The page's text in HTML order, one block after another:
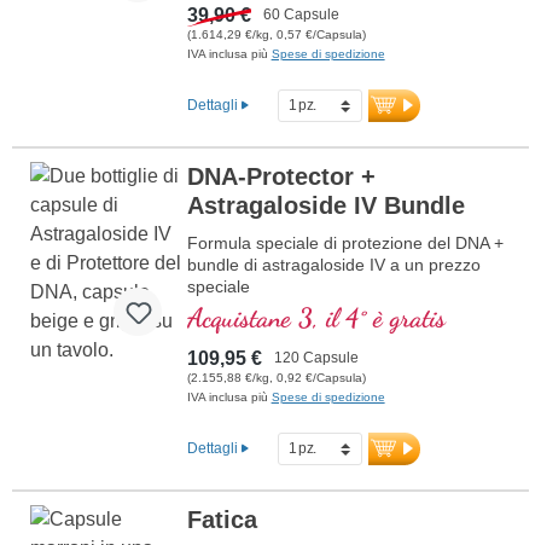
39,90 € 60 Capsule
(1.614,29 €/kg, 0,57 €/Capsula)
IVA inclusa più Spese di spedizione
Dettagli
DNA-Protector +
Astragaloside IV Bundle
Formula speciale di protezione del DNA +
bundle di astragaloside IV a un prezzo
speciale
Acquistane 3, il 4° è gratis
109,95 € 120 Capsule
(2.155,88 €/kg, 0,92 €/Capsula)
IVA inclusa più Spese di spedizione
Dettagli
Fatica